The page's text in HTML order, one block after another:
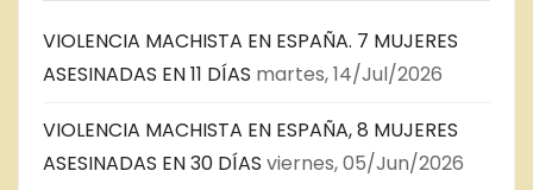
VIOLENCIA MACHISTA EN ESPAÑA. 7 MUJERES
ASESINADAS EN 11 DÍAS martes, 14/Jul/2026
VIOLENCIA MACHISTA EN ESPAÑA, 8 MUJERES
ASESINADAS EN 30 DÍAS viernes, 05/Jun/2026